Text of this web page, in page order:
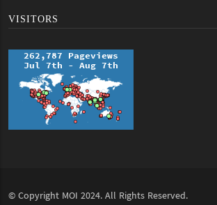
VISITORS
© Copyright MOI 2024. All Rights Reserved.